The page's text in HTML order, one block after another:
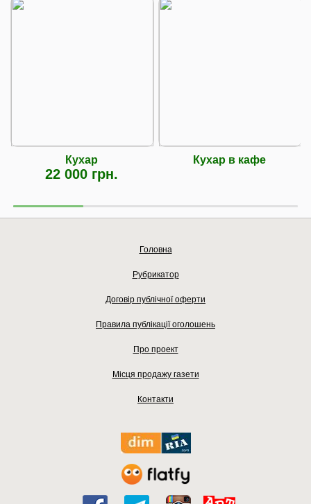
Кухар
22 000 грн.
Кухар в кафе
Головна
Рубрикатор
Договір публічної оферти
Правила публікації оголошень
Про проект
Місця продажу газети
Контакти